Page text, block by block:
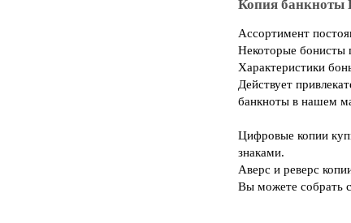
Копия банкноты
Ассортимент
Некоторые бонисты
Характеристики
Действует
банкноты в нашем
Цифровые копии
знаками.
Аверс и реверс
Вы можете собрать